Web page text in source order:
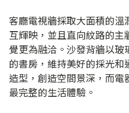
客廳電視牆採取大面積的
互輝映，並且直向紋路的
覺更為融洽。沙發背牆以
的書房，維持美好的採光
造型，創造空間景深，而電
最完整的生活體驗。